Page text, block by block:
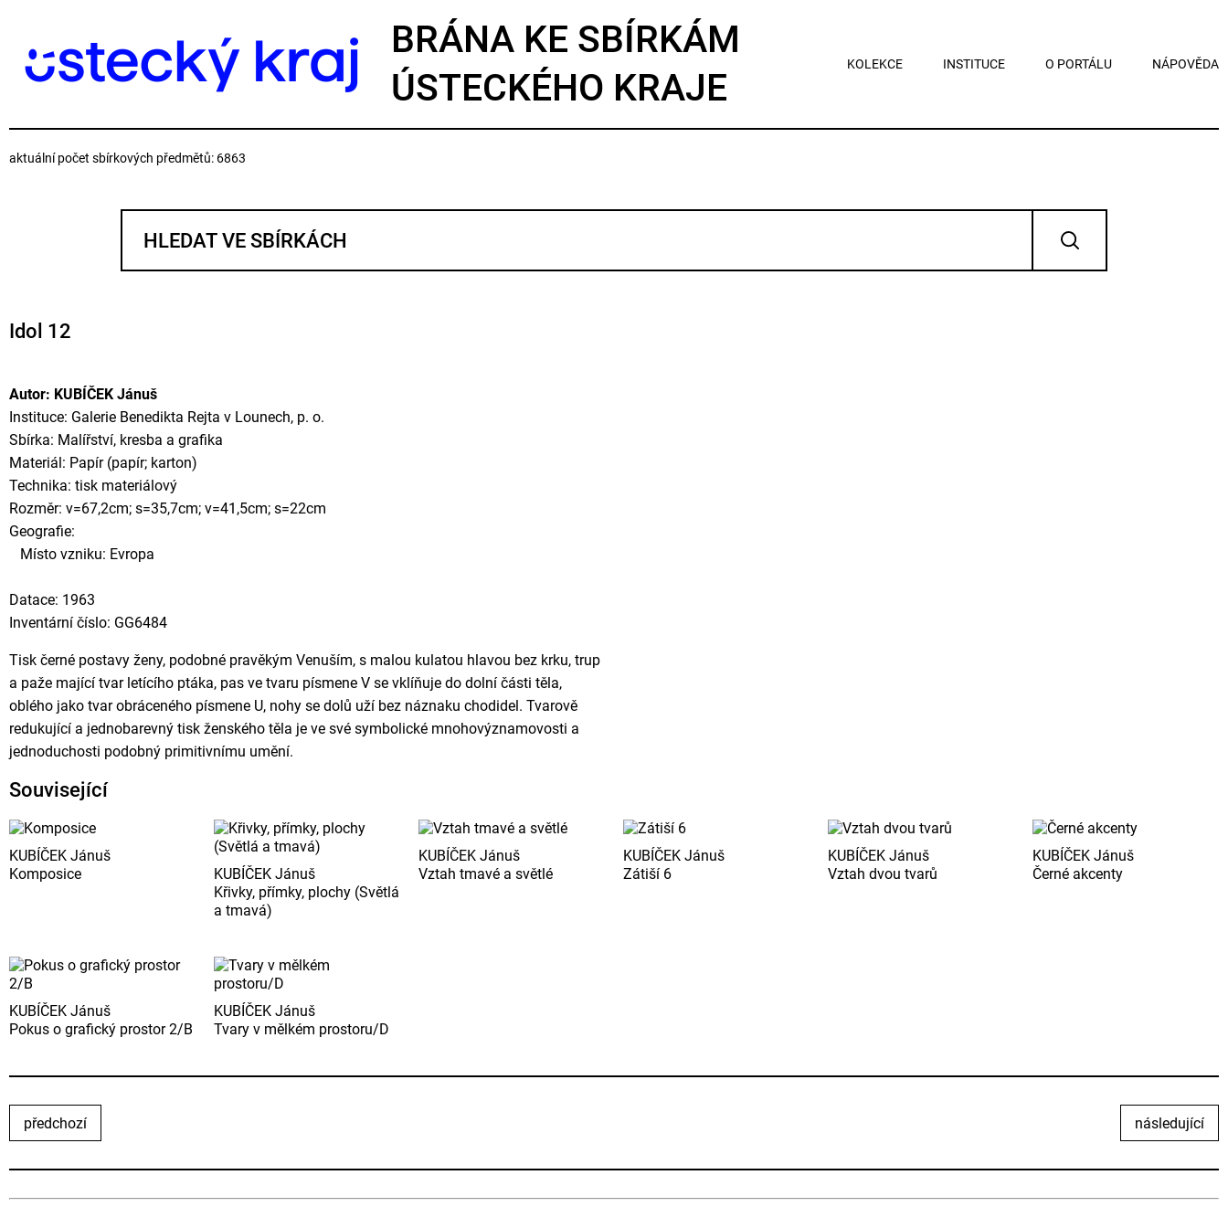
BRÁNA KE SBÍRKÁM
ÚSTECKÉHO KRAJE
KOLEKCE INSTITUCE O PORTÁLU NÁPOVĚDA
aktuální počet sbírkových předmětů: 6863
Idol 12
Autor: KUBÍČEK Jánuš
Instituce: Galerie Benedikta Rejta v Lounech, p. o.
Sbírka: Malířství, kresba a grafika
Materiál: Papír (papír; karton)
Technika: tisk materiálový
Rozměr: v=67,2cm; s=35,7cm; v=41,5cm; s=22cm
Geografie:
Místo vzniku: Evropa
Datace: 1963
Inventární číslo: GG6484
Tisk černé postavy ženy, podobné pravěkým Venuším, s malou kulatou hlavou bez krku, trup
a paže mající tvar letícího ptáka, pas ve tvaru písmene V se vklíňuje do dolní části těla,
oblého jako tvar obráceného písmene U, nohy se dolů uží bez náznaku chodidel. Tvarově
redukující a jednobarevný tisk ženského těla je ve své symbolické mnohovýznamovosti a
jednoduchosti podobný primitivnímu umění.
Související
KUBÍČEK Jánuš
Komposice
KUBÍČEK Jánuš
Křivky, přímky, plochy (Světlá
a tmavá)
KUBÍČEK Jánuš
Vztah tmavé a světlé
KUBÍČEK Jánuš
Zátiší 6
KUBÍČEK Jánuš
Vztah dvou tvarů
KUBÍČEK Jánuš
Černé akcenty
KUBÍČEK Jánuš
Pokus o grafický prostor 2/B
KUBÍČEK Jánuš
Tvary v mělkém prostoru/D
předchozí následující